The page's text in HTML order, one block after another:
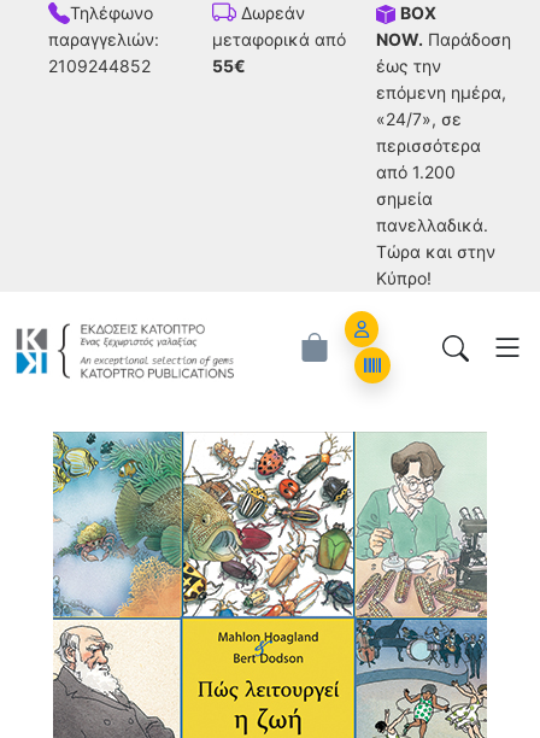
Τηλέφωνο
παραγγελιών:
2109244852
Δωρεάν
μεταφορικά από
55€
BOX
NOW. Παράδοση
έως την
επόμενη ημέρα,
«24/7», σε
περισσότερα
από 1.200
σημεία
πανελλαδικά.
Tώρα και στην
Κύπρο!
Account
Orders